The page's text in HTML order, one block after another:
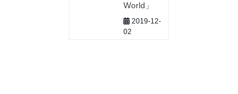
World」
2019-12-
02